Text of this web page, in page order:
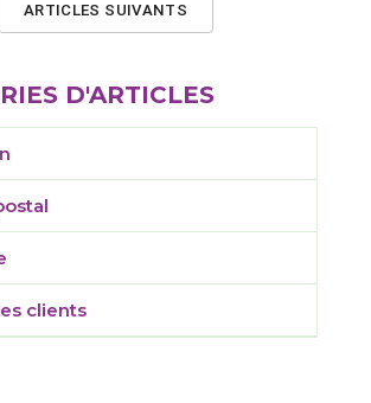
ARTICLES SUIVANTS
D'ARTICLES
clients